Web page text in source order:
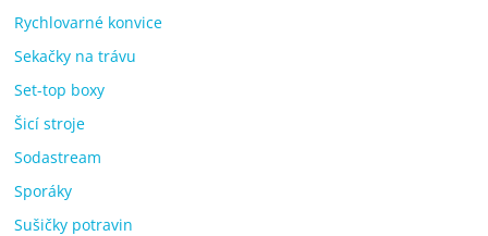
Rychlovarné konvice
Sekačky na trávu
Set-top boxy
Šicí stroje
Sodastream
Sporáky
Sušičky potravin